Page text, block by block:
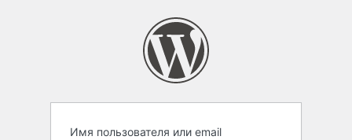
Имя пользователя или email